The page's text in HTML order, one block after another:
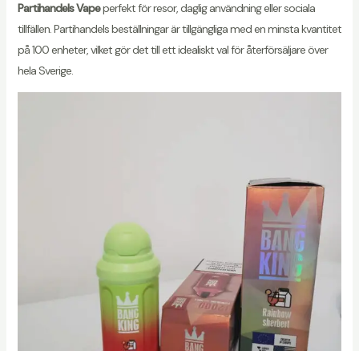
Partihandels Vapeperfekt för resor, daglig användning eller sociala
tillfällen. Partihandels beställningar är tillgängliga med en minsta kvantitet
på 100 enheter, vilket gör det till ett idealiskt val för återförsäljare över
hela Sverige.